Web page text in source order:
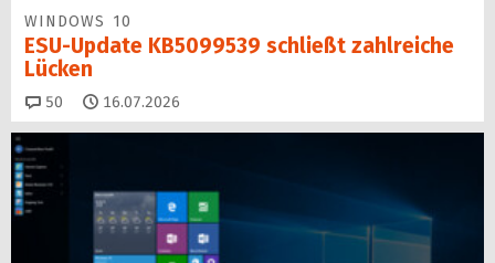
WINDOWS 10
ESU-Update KB5099539 schließt zahlreiche
Lücken
50 Kommentare
16.07.2026